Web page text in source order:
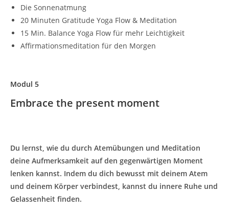
Die Sonnenatmung
20 Minuten Gratitude Yoga Flow & Meditation
15 Min. Balance Yoga Flow für mehr Leichtigkeit
Affirmationsmeditation für den Morgen
Modul 5
Embrace the present moment
Du lernst, wie du durch Atemübungen und Meditation
deine Aufmerksamkeit auf den gegenwärtigen Moment
lenken kannst. Indem du dich bewusst mit deinem Atem
und deinem Körper verbindest, kannst du innere Ruhe und
Gelassenheit finden.